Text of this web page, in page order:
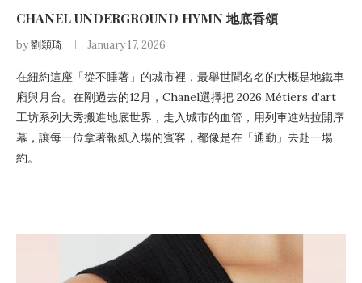
CHANEL UNDERGROUND HYMN 地底香頌
by劉穎琦 January 17, 2026
在紐約這座「從不睡著」的城市裡，最舉世聞名名的大概是地鐵車
廂與月台。在剛過去的12月，Chanel選擇把 2026 Métiers d’art
工坊系列大秀搬進地底世界，走入城市的血管，用列車進站拉開序
幕，讓每一位拿著報紙入場的賓客，都像是在「通勤」去赴一場
約。